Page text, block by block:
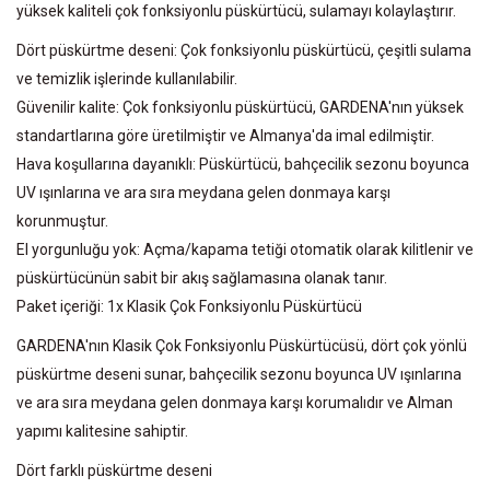
yüksek kaliteli çok fonksiyonlu püskürtücü, sulamayı kolaylaştırır.
Dört püskürtme deseni: Çok fonksiyonlu püskürtücü, çeşitli sulama
ve temizlik işlerinde kullanılabilir.
Güvenilir kalite: Çok fonksiyonlu püskürtücü, GARDENA'nın yüksek
standartlarına göre üretilmiştir ve Almanya'da imal edilmiştir.
Hava koşullarına dayanıklı: Püskürtücü, bahçecilik sezonu boyunca
UV ışınlarına ve ara sıra meydana gelen donmaya karşı
korunmuştur.
El yorgunluğu yok: Açma/kapama tetiği otomatik olarak kilitlenir ve
püskürtücünün sabit bir akış sağlamasına olanak tanır.
Paket içeriği: 1x Klasik Çok Fonksiyonlu Püskürtücü
GARDENA'nın Klasik Çok Fonksiyonlu Püskürtücüsü, dört çok yönlü
püskürtme deseni sunar, bahçecilik sezonu boyunca UV ışınlarına
ve ara sıra meydana gelen donmaya karşı korumalıdır ve Alman
yapımı kalitesine sahiptir.
Dört farklı püskürtme deseni